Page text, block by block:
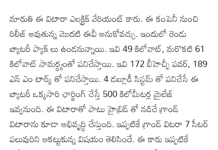
మారుతి ఈ విటారా ఎలక్ట్రిక్ వేరియంట్ కారు. ఈ కంపెనీ నుంచి
రిలీజ్ అవుతున్న మొదటి ఈవీ అనుకోవచ్చు. ఇందులో రెండు
బ్యాటరీ ప్యాక్ లు ఉండనున్నాయి. ఇవి 49 కిలోవాట్, మరొకటి 61
కిలోవాట్ సామర్థ్యంతో పనిచేస్తాయి. ఇవి 172 బీహెచ్పీ పవర్, 189
ఎన్ ఎం టార్క్ తో పనిచేస్తాయి. 4 డబ్లూడీ సిస్టమ్ తో పనిచేసే ఈ
బ్యాటరీ ఒక్కసారి ఛార్జింగ్ చేస్తే 500 కిలోమీటర్ల మైలేజ్
ఇవ్వనుంది. ఈ విటారాతో పాటు హైబ్రిడ్ తో నడిచే గ్రాండ్
విటారాను కూడా అభివృద్ధి చేస్తుంది. ఇప్పటికే గ్రాండ్ విటరా 7 సీటర్
పలువురిని ఆకట్టుకున్న విషయం తెలిసిందే. ఈ కారు ఇప్పటికే